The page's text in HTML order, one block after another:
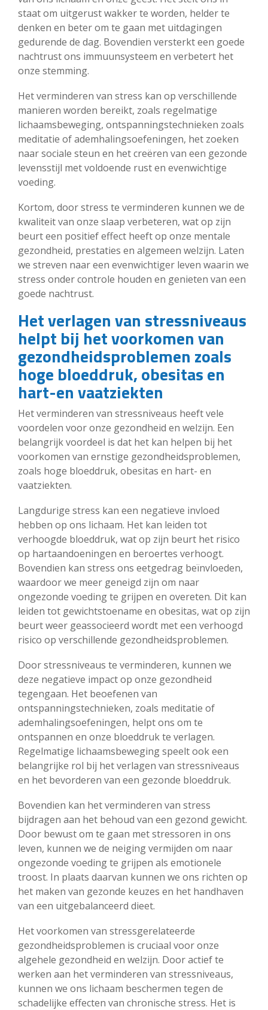
staat om uitgerust wakker te worden, helder te
denken en beter om te gaan met uitdagingen
gedurende de dag. Bovendien versterkt een goede
nachtrust ons immuunsysteem en verbetert het
onze stemming.
Het verminderen van stress kan op verschillende
manieren worden bereikt, zoals regelmatige
lichaamsbeweging, ontspanningstechnieken zoals
meditatie of ademhalingsoefeningen, het zoeken
naar sociale steun en het creëren van een gezonde
levensstijl met voldoende rust en evenwichtige
voeding.
Kortom, door stress te verminderen kunnen we de
kwaliteit van onze slaap verbeteren, wat op zijn
beurt een positief effect heeft op onze mentale
gezondheid, prestaties en algemeen welzijn. Laten
we streven naar een evenwichtiger leven waarin we
stress onder controle houden en genieten van een
goede nachtrust.
Het verlagen van stressniveaus
helpt bij het voorkomen van
gezondheidsproblemen zoals
hoge bloeddruk, obesitas en
hart-en vaatziekten
Het verminderen van stressniveaus heeft vele
voordelen voor onze gezondheid en welzijn. Een
belangrijk voordeel is dat het kan helpen bij het
voorkomen van ernstige gezondheidsproblemen,
zoals hoge bloeddruk, obesitas en hart- en
vaatziekten.
Langdurige stress kan een negatieve invloed
hebben op ons lichaam. Het kan leiden tot
verhoogde bloeddruk, wat op zijn beurt het risico
op hartaandoeningen en beroertes verhoogt.
Bovendien kan stress ons eetgedrag beïnvloeden,
waardoor we meer geneigd zijn om naar
ongezonde voeding te grijpen en overeten. Dit kan
leiden tot gewichtstoename en obesitas, wat op zijn
beurt weer geassocieerd wordt met een verhoogd
risico op verschillende gezondheidsproblemen.
Door stressniveaus te verminderen, kunnen we
deze negatieve impact op onze gezondheid
tegengaan. Het beoefenen van
ontspanningstechnieken, zoals meditatie of
ademhalingsoefeningen, helpt ons om te
ontspannen en onze bloeddruk te verlagen.
Regelmatige lichaamsbeweging speelt ook een
belangrijke rol bij het verlagen van stressniveaus
en het bevorderen van een gezonde bloeddruk.
Bovendien kan het verminderen van stress
bijdragen aan het behoud van een gezond gewicht.
Door bewust om te gaan met stressoren in ons
leven, kunnen we de neiging vermijden om naar
ongezonde voeding te grijpen als emotionele
troost. In plaats daarvan kunnen we ons richten op
het maken van gezonde keuzes en het handhaven
van een uitgebalanceerd dieet.
Het voorkomen van stressgerelateerde
gezondheidsproblemen is cruciaal voor onze
algehele gezondheid en welzijn. Door actief te
werken aan het verminderen van stressniveaus,
kunnen we ons lichaam beschermen tegen de
schadelijke effecten van chronische stress. Het is